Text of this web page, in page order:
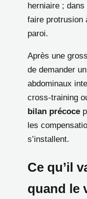
herniaire ;
faire protrusion
paroi.
Après une
de demander
abdominaux
cross-training
bilan précoce
les
s’installent.
Ce qu’il
quand le